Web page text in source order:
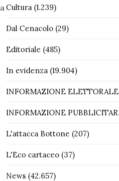
Cultura(1.239)
Dal Cenacolo(29)
Editoriale (485)
In evidenza(19.904)
INFORMAZIONE ELETTORALE
INFORMAZIONE
L'attacca Bottone (207)
L'Eco cartaceo(37)
News(42.657)